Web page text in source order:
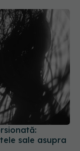
sale asupra